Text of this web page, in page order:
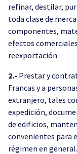
refinar, destilar,
toda clase de
componentes,
efectos
reexportación
2.- Prestar y
Francas y a
extranjero, tales
expedición,
de edificios,
convenientes para
régimen en general.